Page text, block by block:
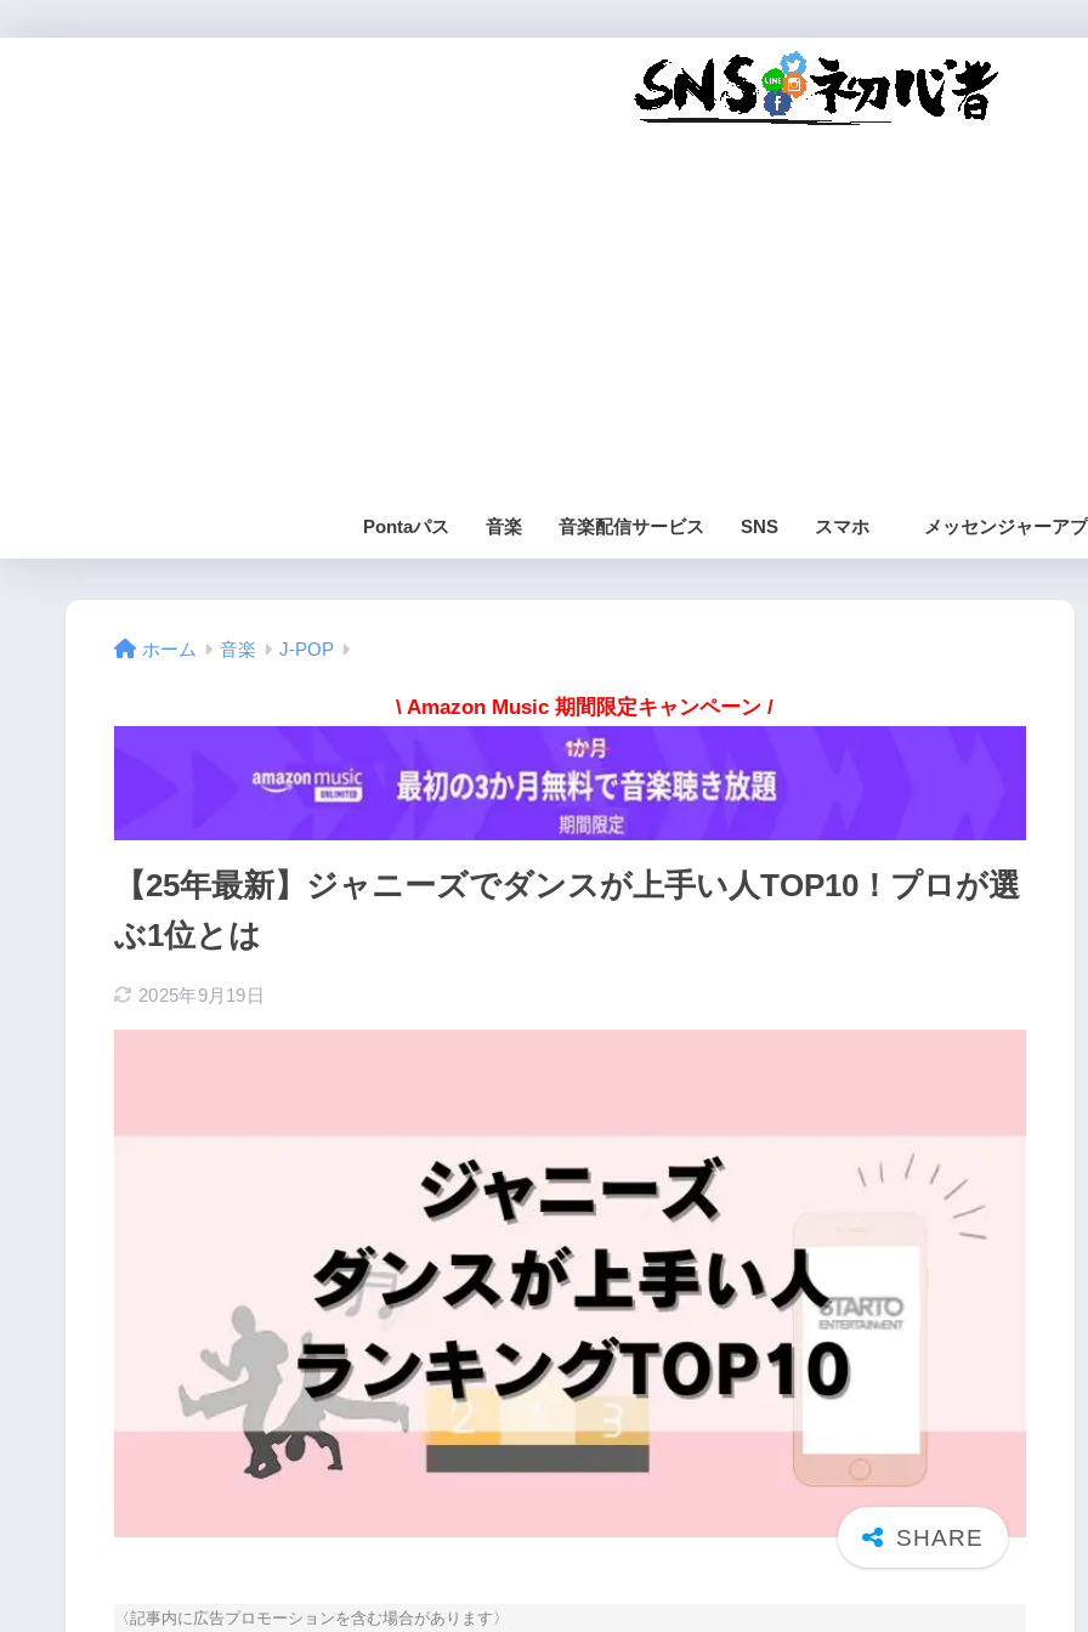
Pontaパス 音楽 音楽配信サービス SNS スマホ メッセンジャーア
ホーム 音楽 J-POP
\ Amazon Music 期間限定キャンペーン /
【25年最新】ジャニーズでダンスが上手い人TOP10！プロが選
ぶ1位とは
2025年9月19日
〈記事内に広告プロモーションを含む場合があります〉